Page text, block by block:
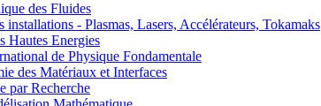
des Fluides
- Plasmas, Lasers, Accélérateurs, Tokamaks
Hautes Energies
de Physique Fondamentale
des Matériaux et Interfaces
par Recherche